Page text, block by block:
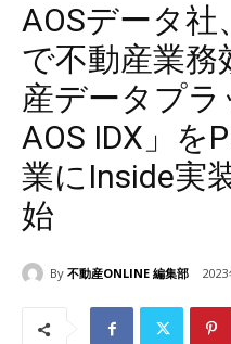
AOSデータ社
で不動産業務
産データプ
AOS IDX」を
業にInside実
始
By 不動産ONLINE 編集部